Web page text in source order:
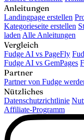
Anleitungen
Landingpage erstellen
Kategorieseite erstellen
laden Alle Anleitungen
Vergleich
Fudge AI vs PageFly
Fudge AI vs GemPages
Partner
Partner von Fudge
Nützliches
Datenschutzrichtlinie
Affiliate-Programm